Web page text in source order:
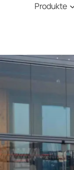
Produkte